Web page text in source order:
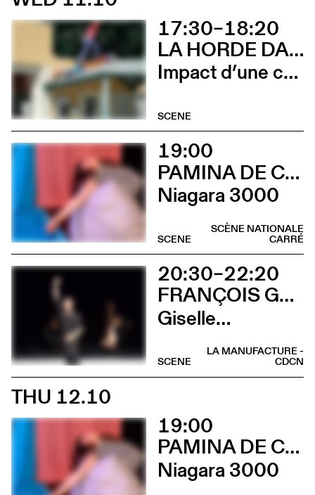
17:30–18:20
LA HORDE DANS LES PAVÉS
Impact d’une course x Stadium
SCENE
19:00
PAMINA DE COULON
Niagara 3000
SCÈNE NATIONALE
CARRÉ
SCENE
20:30–22:20
FRANÇOIS GREMAUD / 2B COMPANY
Giselle…
LA MANUFACTURE -
CDCN
SCENE
THU 12.10
19:00
PAMINA DE COULON
Niagara 3000